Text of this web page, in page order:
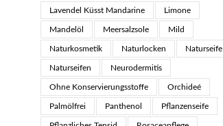
Lavendel Küsst Mandarine Limone
Mandelöl Meersalzsole Mild
Naturkosmetik Naturlocken Naturseife
Naturseifen Neurodermitis
Ohne Konservierungsstoffe Orchideé
Palmölfrei Panthenol Pflanzenseife